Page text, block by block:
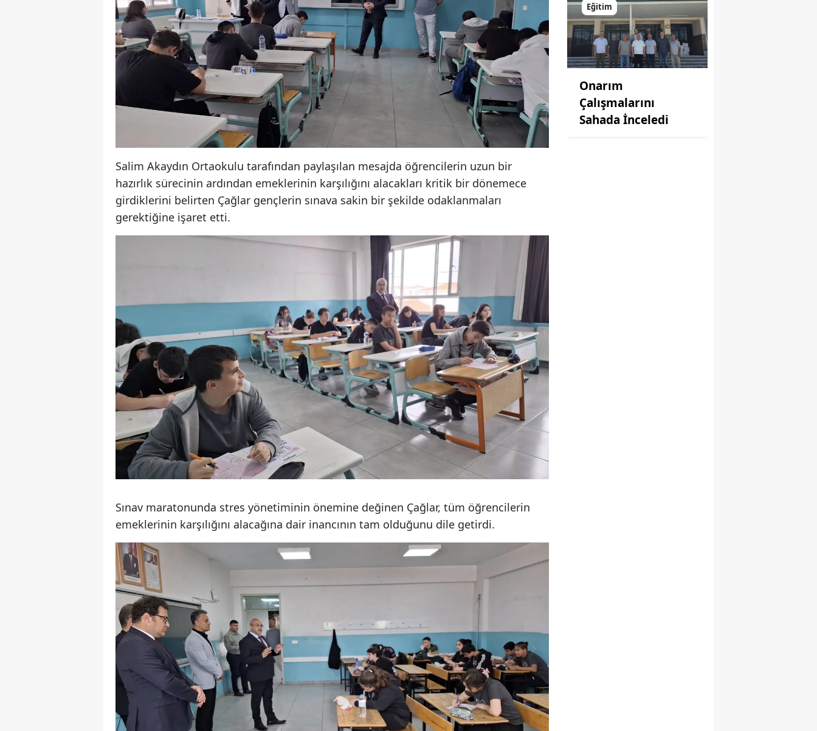
Isparta
Mersin
İstanbul
İzmir
Kars
Kastamonu
Kayseri
Kırklareli
Kocaeli
Konya
Kütahya
Malatya
Manisa
Kahramanmaraş
Mardin
Muğla
Muş
Nevşehir
Ordu
Sakarya
Sinop
Sivas
Tekirdağ
Tokat
Salim Akaydın Ortaokulu tarafından paylaşılan mesajda öğrencilerin uzun bir
hazırlık sürecinin ardından emeklerinin karşılığını alacakları kritik bir dönemece
girdiklerini belirten Çağlar gençlerin sınava sakin bir şekilde odaklanmaları
gerektiğine işaret etti.
Sınav maratonunda stres yönetiminin önemine değinen Çağlar, tüm öğrencilerin
emeklerinin karşılığını alacağına dair inancının tam olduğunu dile getirdi.
Eğitim
Onarım
Çalışmalarını
Sahada İnceledi